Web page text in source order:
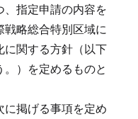
指定申請の内容を
略総合特別区域に
に関する方針（以下
。）を定めるものと
掲げる事項を定め